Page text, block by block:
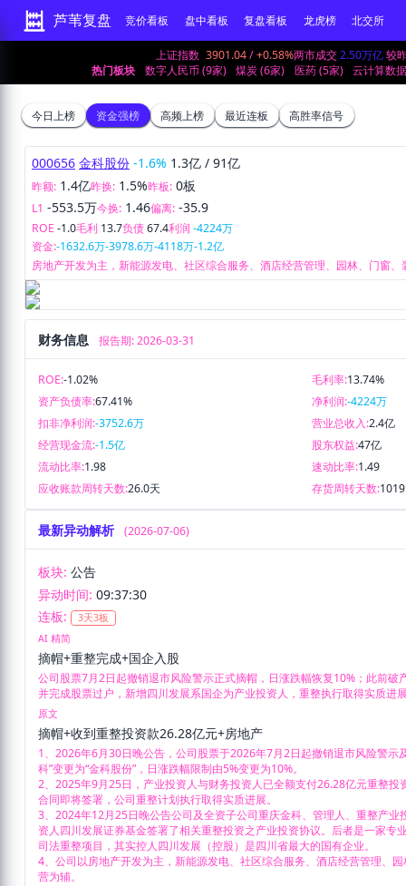
芦苇复盘 竞价看板 盘中看板 复盘看板 龙虎榜 北交所
上证指数 3901.04 /+0.58%两市成交2.50万亿 较
热门板块
数字人民币 (9家) 煤炭 (6家) 医药 (5家) 云计算数
今日上榜 资金强榜 高频上榜 最近连板 高胜率信号
000656 金科股份 -1.6% 1.3亿 / 91亿
昨额: 1.4亿昨换: 1.5%昨板: 0板
L1 -553.5万今换: 1.46偏离: -35.9
ROE -1.0毛利 13.7负债67.4利润 -4224万
资金:-1632.6万-3978.6万-4118万-1.2亿
房地产开发为主，新能源发电、社区综合服务、酒店经营管理、园林、门窗
财务信息 报告期: 2026-03-31
ROE:-1.02% 毛利率:13.74%
资产负债率:67.41% 净利润:-4224万
扣非净利润:-3752.6万 营业总收入:2.4亿
经营现金流:-1.5亿 股东权益:47亿
流动比率:1.98 速动比率:1.49
应收账款周转天数:26.0天 存货周转天数:
最新异动解析 (2026-07-06)
板块: 公告
异动时间: 09:37:30
连板:
3天3板
AI 精简
摘帽+重整完成+国企入股
公司股票7月2日起撤销退市风险警示正式摘帽，日涨跌幅恢复10%；此前破
并完成股票过户，新增四川发展系国企为产业投资人，重整执行取得实质进
原文
摘帽+收到重整投资款26.28亿元+房地产
1、2026年6月30日晚公告，公司股票于2026年7月2日起撤销退市风险警示
科”变更为“金科股份”，日涨跌幅限制由5%变更为10%。
2、2025年9月25日，产业投资人与财务投资人已全额支付26.28亿元重整投
合同即将签署，公司重整计划执行取得实质进展。
3、2024年12月25日晚公告公司及全资子公司重庆金科、管理人、重整产业
资人四川发展证券基金签署了相关重整投资之产业投资协议。后者是一家专
司法重整项目，其实控人四川发展（控股）是四川省最大的国有企业。
4、公司以房地产开发为主，新能源发电、社区综合服务、酒店经营管理、
营为辅。